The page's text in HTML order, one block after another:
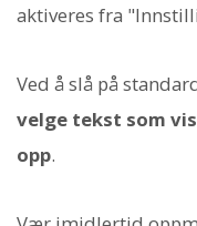
aktiveres fra
Ved å slå på
velge tekst som
opp.